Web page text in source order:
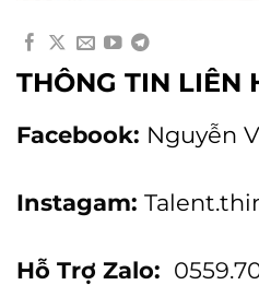
THÔNG TIN LIÊN
Facebook: Nguyễn
Instagam:
Hỗ Trợ Zalo: